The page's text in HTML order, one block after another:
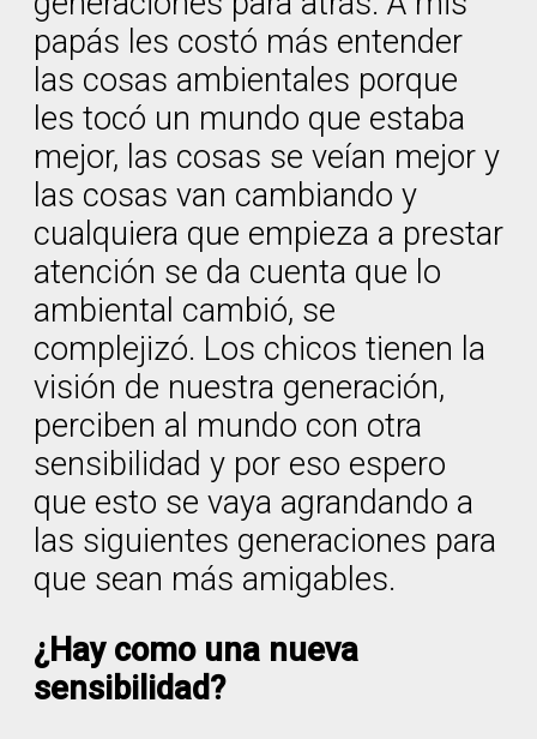
papás les costó más entender
las cosas ambientales porque
les tocó un mundo que estaba
mejor, las cosas se veían mejor y
las cosas van cambiando y
cualquiera que empieza a prestar
atención se da cuenta que lo
ambiental cambió, se
complejizó. Los chicos tienen la
visión de nuestra generación,
perciben al mundo con otra
sensibilidad y por eso espero
que esto se vaya agrandando a
las siguientes generaciones para
que sean más amigables.
¿Hay como una nueva
sensibilidad?